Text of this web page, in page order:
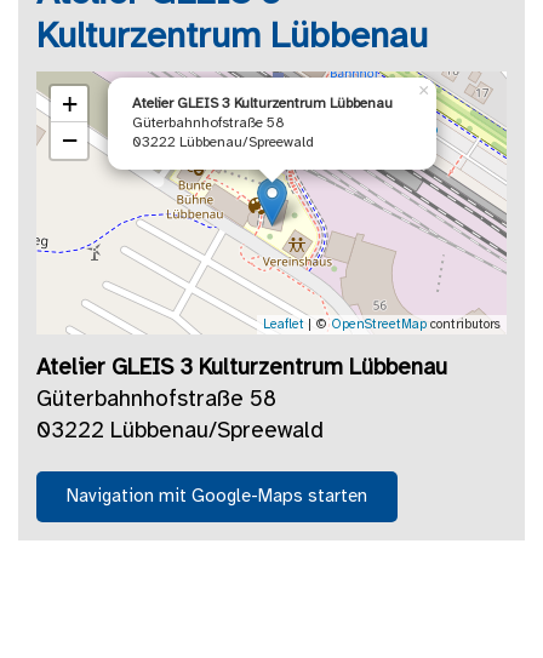
Kulturzentrum Lübbenau
Atelier GLEIS 3 Kulturzentrum Lübbenau
Güterbahnhofstraße 58
03222 Lübbenau/Spreewald
×
+
−
Leaflet | ©OpenStreetMap contributors
Atelier GLEIS 3 Kulturzentrum Lübbenau
Güterbahnhofstraße 58
03222 Lübbenau/Spreewald
Navigation mit Google-Maps starten